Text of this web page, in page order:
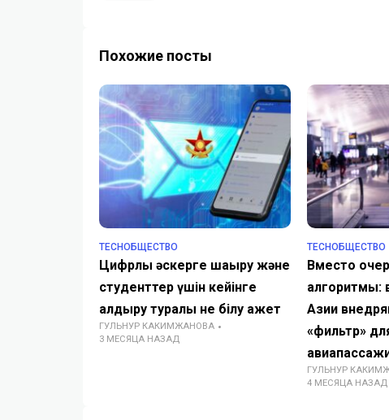
Похожие посты
TECHОБЩЕСТВО
Цифрлық әскерге шақыру және
студенттер үшін кейінге
қалдыру туралы не білу қажет
ГУЛЬНУР КАКИМЖАНОВА
3 МЕСЯЦА НАЗАД
TECHОБЩЕСТВО
Вместо
алгоритмы:
Азии
«фильтр»
ГУЛЬНУР
4 МЕСЯЦА НАЗАД